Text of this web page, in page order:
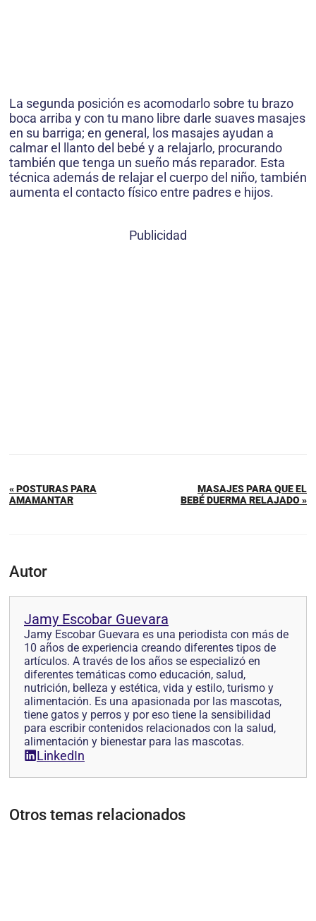
La segunda posición es acomodarlo sobre tu brazo
boca arriba y con tu mano libre darle suaves masajes
en su barriga; en general, los masajes ayudan a
calmar el llanto del bebé y a relajarlo, procurando
también que tenga un sueño más reparador. Esta
técnica además de relajar el cuerpo del niño, también
aumenta el contacto físico entre padres e hijos.
Publicidad
« POSTURAS PARA
AMAMANTAR
MASAJES PARA QUE EL
BEBÉ DUERMA RELAJADO »
Autor
Jamy Escobar Guevara
Jamy Escobar Guevara es una periodista con más de
10 años de experiencia creando diferentes tipos de
artículos. A través de los años se especializó en
diferentes temáticas como educación, salud,
nutrición, belleza y estética, vida y estilo, turismo y
alimentación. Es una apasionada por las mascotas,
tiene gatos y perros y por eso tiene la sensibilidad
para escribir contenidos relacionados con la salud,
alimentación y bienestar para las mascotas.
LinkedIn
Otros temas relacionados